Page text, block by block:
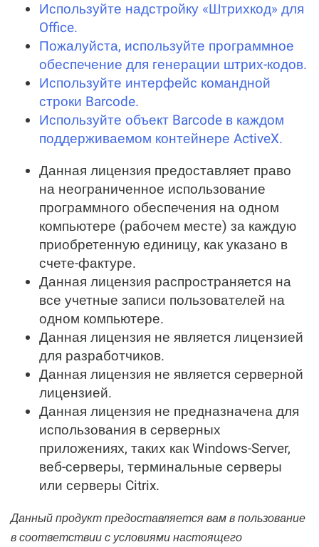
Используйте надстройку «Штрихкод» для
Office.
Пожалуйста, используйте программное
обеспечение для генерации штрих-кодов.
Используйте интерфейс командной
строки Barcode.
Используйте объект Barcode в каждом
поддерживаемом контейнере ActiveX.
Данная лицензия предоставляет право
на неограниченное использование
программного обеспечения на одном
компьютере (рабочем месте) за каждую
приобретенную единицу, как указано в
счете-фактуре.
Данная лицензия распространяется на
все учетные записи пользователей на
одном компьютере.
Данная лицензия не является лицензией
для разработчиков.
Данная лицензия не является серверной
лицензией.
Данная лицензия не предназначена для
использования в серверных
приложениях, таких как Windows-Server,
веб-серверы, терминальные серверы
или серверы Citrix.
Данный продукт предоставляется вам в пользование
в соответствии с условиями настоящего